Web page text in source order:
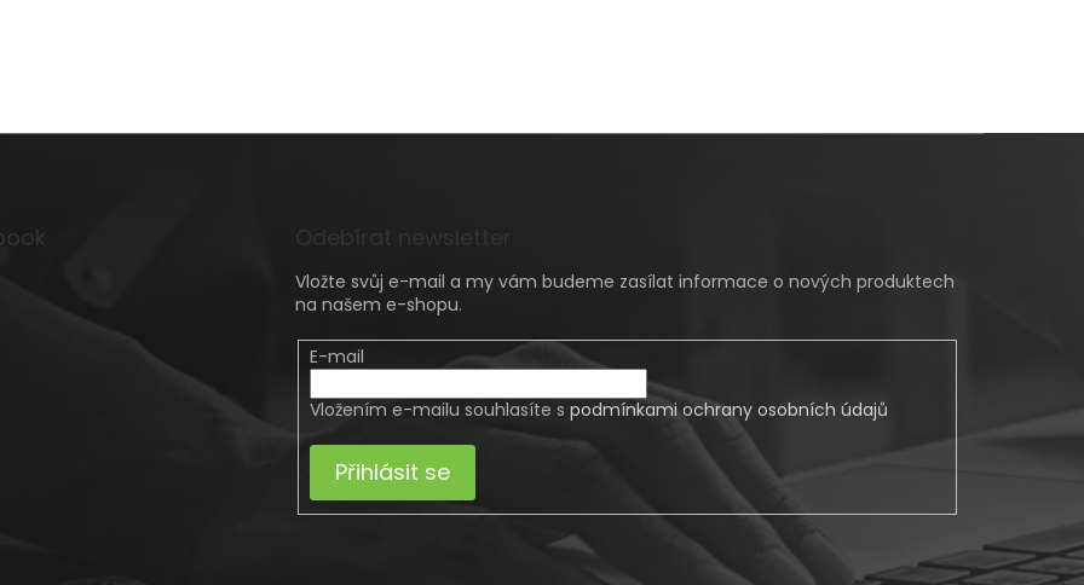
Vložte svůj e-mail a my vám budeme zasílat informace o nových produktech
na našem e-shopu.
E-mail
Vložením e-mailu souhlasíte s podmínkami ochrany osobních údajů
Přihlásit se